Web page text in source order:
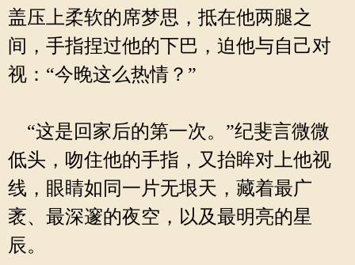
盖压上柔软的席梦思，抵在他两腿之
间，手指捏过他的下巴，迫他与自己对
视：“今晚这么热情？”
“这是回家后的第一次。”纪斐言微微
低头，吻住他的手指，又抬眸对上他视
线，眼睛如同一片无垠天，藏着最广
袤、最深邃的夜空，以及最明亮的星
辰。